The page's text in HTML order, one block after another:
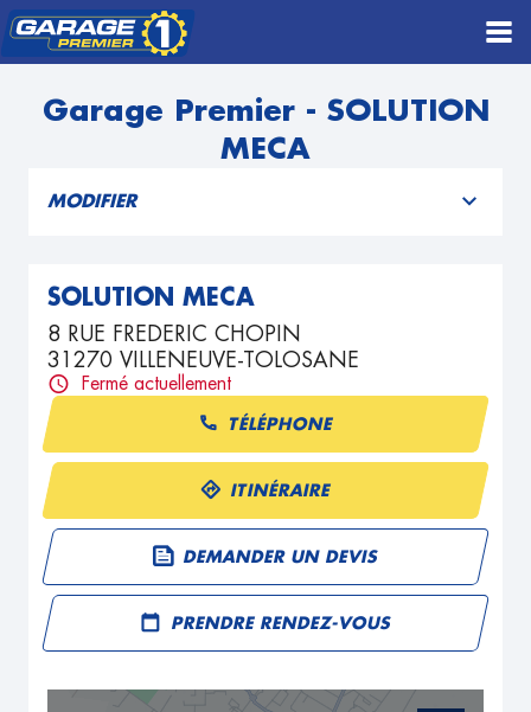
Garage Premier - SOLUTION
MECA
MODIFIER
SOLUTION MECA
8 RUE FREDERIC CHOPIN
31270 VILLENEUVE-TOLOSANE
Fermé actuellement
TÉLÉPHONE
ITINÉRAIRE
DEMANDER UN DEVIS
PRENDRE RENDEZ-VOUS